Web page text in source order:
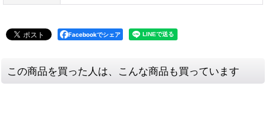
Facebookでシェア
この商品を買った人は、こんな商品も買っています